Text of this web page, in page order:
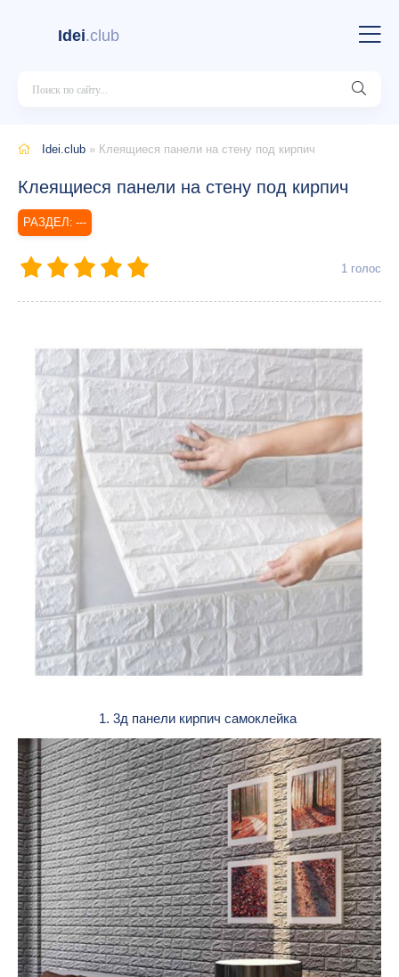
Idei.club
Idei.club » Клеящиеся панели на стену под кирпич
Клеящиеся панели на стену под кирпич
---
1 голос
1. 3д панели кирпич самоклейка